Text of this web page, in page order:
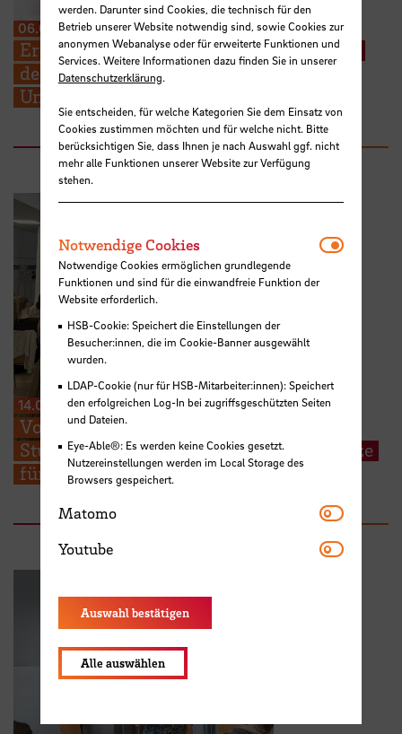
06.08.2026
Erneuter Aufruf: Hebammenstudierende
der HSB suchen weitere Schwangere zur
Unterstützung ihrer Prüfungen
14.07.2026
Von der Praxis zur Forschung: HSB-
Studierende präsentieren Lösungsansätze
für aktuelle Pflegethemen
werden. Darunter sind Cookies, die technisch für den
Betrieb unserer Website notwendig sind, sowie Cookies zur
anonymen Webanalyse oder für erweiterte Funktionen und
Services. Weitere Informationen dazu finden Sie in unserer
Datenschutzerklärung.
Sie entscheiden, für welche Kategorien Sie dem Einsatz von
Cookies zustimmen möchten und für welche nicht. Bitte
berücksichtigen Sie, dass Ihnen je nach Auswahl ggf. nicht
mehr alle Funktionen unserer Website zur Verfügung
stehen.
Notwendige Cookies
Notwendige Cookies ermöglichen grundlegende
Funktionen und sind für die einwandfreie Funktion der
Website erforderlich.
HSB-Cookie: Speichert die Einstellungen der
Besucher:innen, die im Cookie-Banner ausgewählt
wurden.
LDAP-Cookie (nur für HSB-Mitarbeiter:innen): Speichert
den erfolgreichen Log-In bei zugriffsgeschützten Seiten
und Dateien.
Eye-Able®: Es werden keine Cookies gesetzt.
Nutzereinstellungen werden im Local Storage des
Browsers gespeichert.
Matomo Matomo
Youtube Youtube
Auswahl bestätigen
Alle auswählen